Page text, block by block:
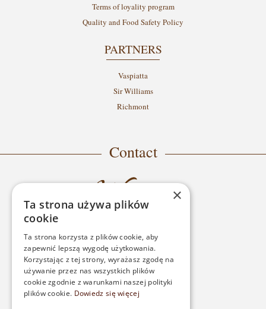
Terms of loyality program
Quality and Food Safety Policy
PARTNERS
Vaspiatta
Sir Williams
Richmont
Contact
ADDRESS
ul. Wróblewskiego 22
05-250 Radzymin
×
Ta strona używa plików
cookie
Ta strona korzysta z plików cookie, aby
zapewnić lepszą wygodę użytkowania.
Korzystając z tej strony, wyrażasz zgodę na
używanie przez nas wszystkich plików
cookie zgodnie z warunkami naszej polityki
plików cookie. Dowiedz się więcej